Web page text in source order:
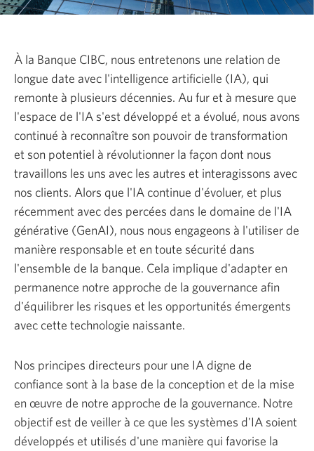
À la Banque CIBC, nous entretenons une relation de
longue date avec l'intelligence artificielle (IA), qui
remonte à plusieurs décennies. Au fur et à mesure que
l'espace de l'IA s'est développé et a évolué, nous avons
continué à reconnaître son pouvoir de transformation
et son potentiel à révolutionner la façon dont nous
travaillons les uns avec les autres et interagissons avec
nos clients. Alors que l'IA continue d'évoluer, et plus
récemment avec des percées dans le domaine de l'IA
générative (GenAI), nous nous engageons à l'utiliser de
manière responsable et en toute sécurité dans
l'ensemble de la banque. Cela implique d'adapter en
permanence notre approche de la gouvernance afin
d'équilibrer les risques et les opportunités émergents
avec cette technologie naissante.
Nos principes directeurs pour une IA digne de
confiance sont à la base de la conception et de la mise
en œuvre de notre approche de la gouvernance. Notre
objectif est de veiller à ce que les systèmes d'IA soient
développés et utilisés d'une manière qui favorise la